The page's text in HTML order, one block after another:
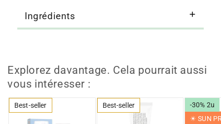
Ingrédients
Explorez davantage. Cela pourrait aussi
vous intéresser :
Best-seller Best-seller
-30% 2u
☀︎ SUN